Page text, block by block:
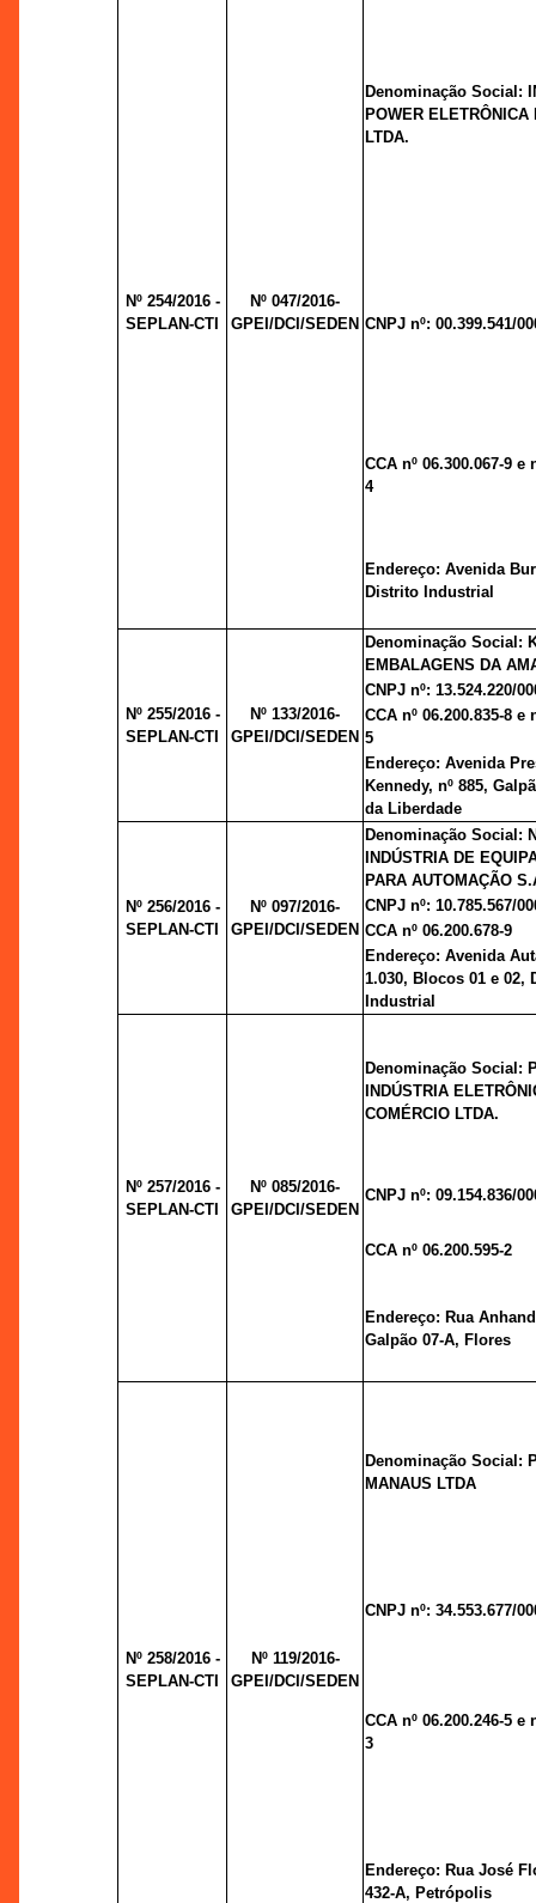
Nº 254/2016 -
SEPLAN-CTI
Nº 047/2016-
GPEI/DCI/SEDEN
Denominação Social:
POWER ELETRÔNICA
LTDA.
CNPJ nº: 00.399.541/
CCA nº 06.300.067-9 e
4
Endereço: Avenida
Distrito Industrial
Nº 255/2016 -
SEPLAN-CTI
Nº 133/2016-
GPEI/DCI/SEDEN
Denominação Social:
EMBALAGENS DA
CNPJ nº: 13.524.220/
CCA nº 06.200.835-8 e
5
Endereço: Avenida
Kennedy, nº 885,
da Liberdade
Nº 256/2016 -
SEPLAN-CTI
Nº 097/2016-
GPEI/DCI/SEDEN
Denominação Social:
INDÚSTRIA DE
PARA AUTOMAÇÃO
CNPJ nº: 10.785.567/
CCA nº 06.200.678-9
Endereço: Avenida
1.030, Blocos 01 e 02,
Industrial
Nº 257/2016 -
SEPLAN-CTI
Nº 085/2016-
GPEI/DCI/SEDEN
Denominação Social:
INDÚSTRIA
COMÉRCIO LTDA.
CNPJ nº: 09.154.836/
CCA nº 06.200.595-2
Endereço: Rua
Galpão 07-A, Flores
Nº 258/2016 -
SEPLAN-CTI
Nº 119/2016-
GPEI/DCI/SEDEN
Denominação Social:
MANAUS LTDA
CNPJ nº: 34.553.677/
CCA nº 06.200.246-5 e
3
Endereço: Rua José
432-A, Petrópolis